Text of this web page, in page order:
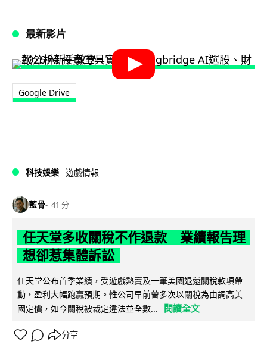
最新影片
Google Drive
科技娛樂 遊戲情報
藍骨 41 分
任天堂多收關稅不作退款 業績報告理
想卻惹集體訴訟
任天堂公布首季業績，受遊戲熱賣及一筆美國退還關稅款項帶
動，盈利大幅跑贏預期。惟公司早前曾多次以關稅為由調高美
國定價，如今關稅被裁定違法並全數...
閱讀全文
分享